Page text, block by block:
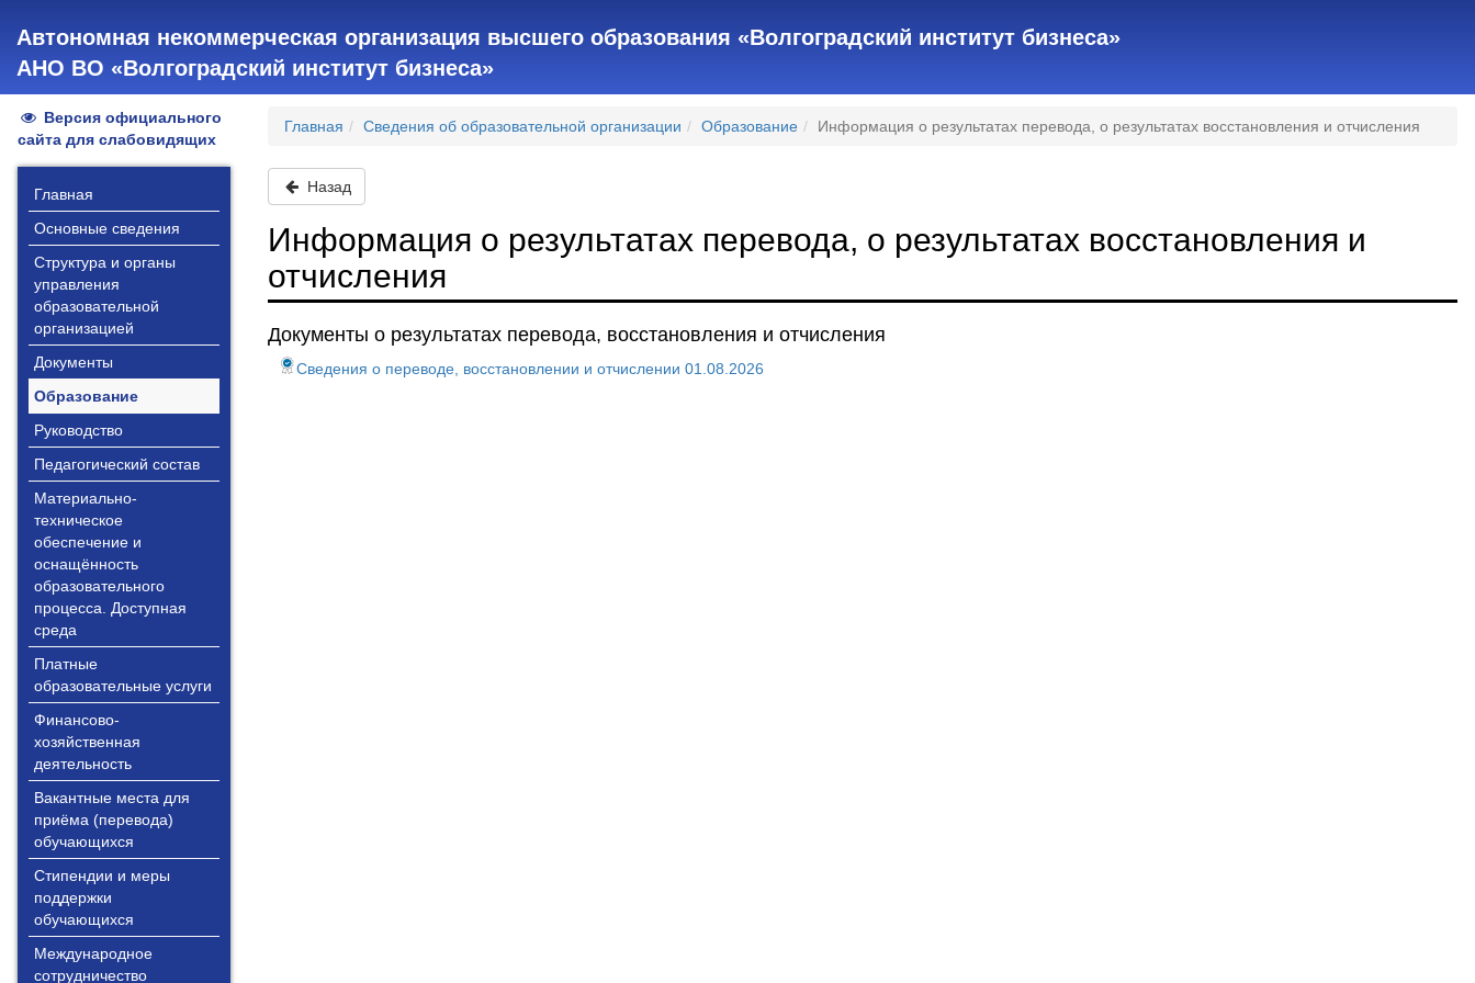
Автономная некоммерческая организация высшего образования «Волгоградский институт бизнеса»
АНО ВО «Волгоградский институт бизнеса»
Версия официального
сайта для слабовидящих
Главная
Основные сведения
Структура и органы
управления
образовательной
организацией
Документы
Образование
Руководство
Педагогический состав
Материально-
техническое
обеспечение и
оснащённость
образовательного
процесса. Доступная
среда
Платные
образовательные услуги
Финансово-
хозяйственная
деятельность
Вакантные места для
приёма (перевода)
обучающихся
Стипендии и меры
поддержки
обучающихся
Международное
сотрудничество
Главная Сведения об образовательной организации Образование Информация о результатах перевода, о результатах восстановления и отчисления
Назад
Информация о результатах перевода, о результатах восстановления и
отчисления
Документы о результатах перевода, восстановления и отчисления
Сведения о переводе, восстановлении и отчислении 01.08.2026